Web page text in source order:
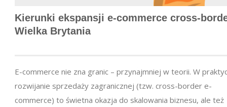
Kierunki ekspansji e-commerce cross-
Wielka Brytania
E-commerce nie zna granic – przynajmniej w teorii. W
rozwijanie sprzedaży zagranicznej (tzw. cross-border e-
commerce) to świetna okazja do skalowania biznesu, ale też